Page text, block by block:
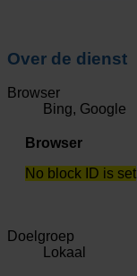
Over de dienst
Browser
Bing, Google
Browser
No block ID is set
Doelgroep
Lokaal